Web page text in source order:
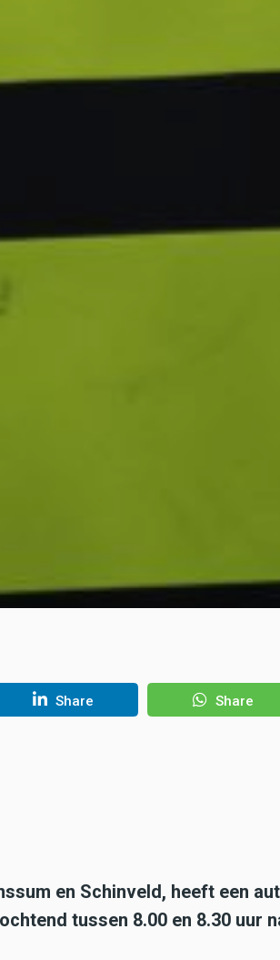
Share Share
en Schinveld, heeft een
tussen 8.00 en 8.30 uur